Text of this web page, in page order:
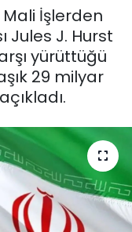
Mali İşlerden
Jules J. Hurst
yürüttüğü
29 milyar